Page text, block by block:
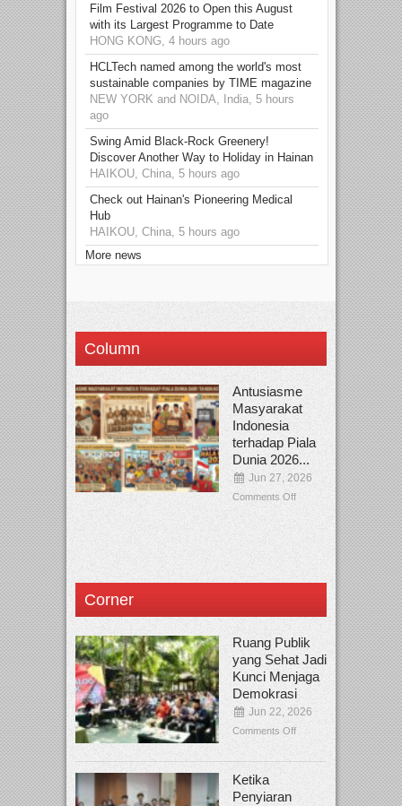
Film Festival 2026 to Open this August
with its Largest Programme to Date
HONG KONG, 4 hours ago
HCLTech named among the world's most
sustainable companies by TIME magazine
NEW YORK and NOIDA, India, 5 hours
ago
Swing Amid Black‑Rock Greenery!
Discover Another Way to Holiday in Hainan
HAIKOU, China, 5 hours ago
Check out Hainan's Pioneering Medical
Hub
HAIKOU, China, 5 hours ago
More news
Column
Antusiasme
Masyarakat
Indonesia
terhadap Piala
Dunia 2026...
Jun 27, 2026
Comments Off
Corner
Ruang Publik
yang Sehat Jadi
Kunci Menjaga
Demokrasi
Jun 22, 2026
Comments Off
Ketika
Penyiaran